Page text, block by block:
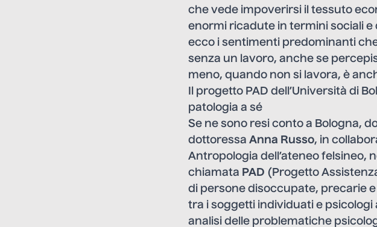
che vede impoverirsi il tessuto
enormi ricadute in termini sociali e
ecco i sentimenti predominanti
senza un lavoro, anche se
meno, quando non si lavora, è
Il progetto PAD dell’Università di
patologia a sé
Se ne sono resi conto a Bologna,
dottoressa Anna Russo, in
Antropologia dell’ateneo felsineo,
chiamata PAD (Progetto
di persone disoccupate, precarie
tra i soggetti individuati e
analisi delle problematiche